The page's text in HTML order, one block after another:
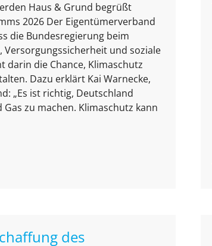
Haus & Grund begrüßt
2026 Der Eigentümerverband
die Bundesregierung beim
und soziale
darin die Chance, Klimaschutz
Dazu erklärt Kai Warnecke,
„Es ist richtig, Deutschland
zu machen. Klimaschutz kann
des